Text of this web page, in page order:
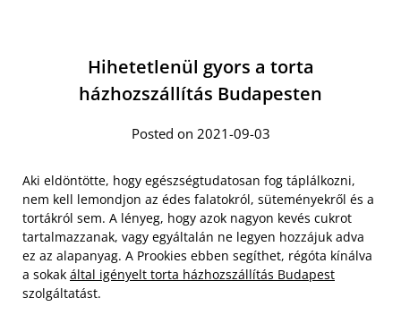
Hihetetlenül gyors a torta
házhozszállítás Budapesten
Posted on 2021-09-03
Aki eldöntötte, hogy egészségtudatosan fog táplálkozni,
nem kell lemondjon az édes falatokról, süteményekről és a
tortákról sem. A lényeg, hogy azok nagyon kevés cukrot
tartalmazzanak, vagy egyáltalán ne legyen hozzájuk adva
ez az alapanyag. A Prookies ebben segíthet, régóta kínálva
a sokak által igényelt torta házhozszállítás Budapest
szolgáltatást.